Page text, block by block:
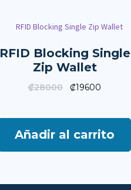
RFID Blocking Single
Zip Wallet
₡28000 ₡19600
Añadir al carrito